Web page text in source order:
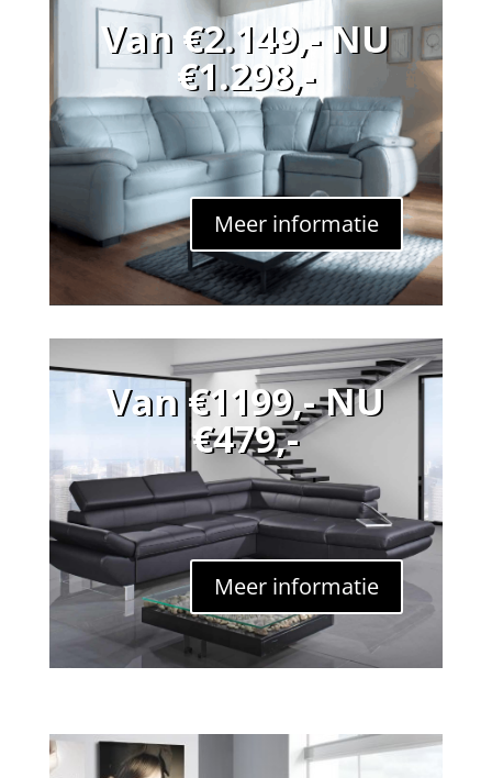
Van €2.149,- NU
€1.298,-
Meer informatie
Van €1199,- NU
€479,-
Meer informatie